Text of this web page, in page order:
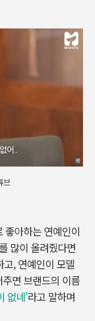
브
좋아하는 연예인이
많이 올려줬다면
, 연예인이 모델
면 브랜드의 이름
없네'라고 말하며